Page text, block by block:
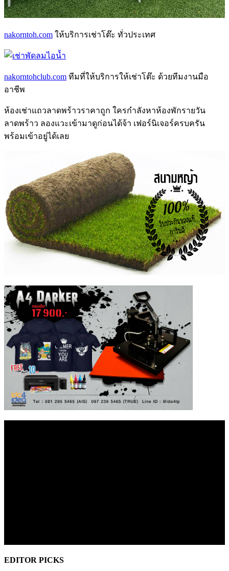
nakorntoh.com ให้บริการเช่าโต๊ะ ทั่วประเทศ
nakorntohclub.com ทีมที่ให้บริการให้เช่าโต๊ะ ด้วยทีมงานมือ
อาชีพ
ห้องเช่าแถวลาดพร้าวราคาถูก ใครกำลังหาห้องพักรายวัน
ลาดพร้าว ลองแวะเข้ามาดูก่อนได้จ้า เฟอร์นิเจอร์ครบครัน
พร้อมเข้าอยู่ได้เลย
EDITOR PICKS